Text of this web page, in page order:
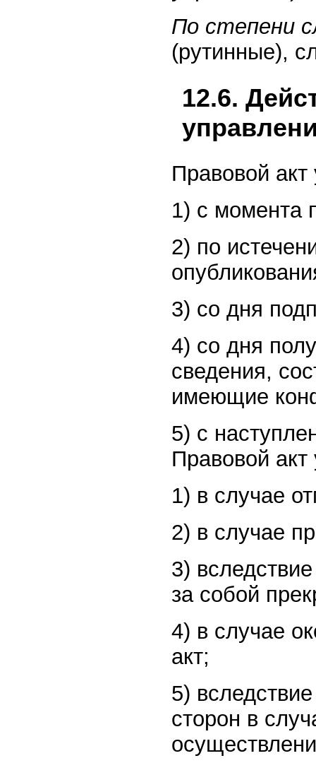
По степени
(рутинные),
12.6.
Правовой
1) с момента
2) по
3) со дня
4) со дня
сведения,
имеющие
5) с
Правовой
1) в случае
2) в случае
3)
за собой
4) в случае
акт;
5)
сторон в